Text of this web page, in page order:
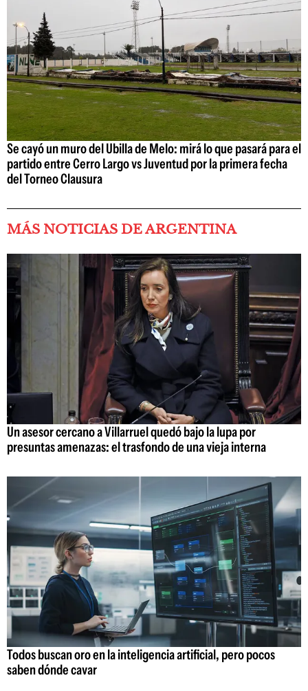
Se cayó un muro del Ubilla de Melo: mirá lo que pasará para el
partido entre Cerro Largo vs Juventud por la primera fecha
del Torneo Clausura
MÁS NOTICIAS DE ARGENTINA
Un asesor cercano a Villarruel quedó bajo la lupa por
presuntas amenazas: el trasfondo de una vieja interna
Todos buscan oro en la inteligencia artificial, pero pocos
saben dónde cavar